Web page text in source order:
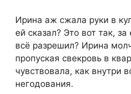
Ирина аж сжала руки в
ей сказал? Это вот так,
всё разрешил? Ирина
пропуская свекровь в
чувствовала, как внутри
негодования.